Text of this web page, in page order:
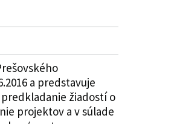
a predstavuje
žiadostí o
projektov a v súlade